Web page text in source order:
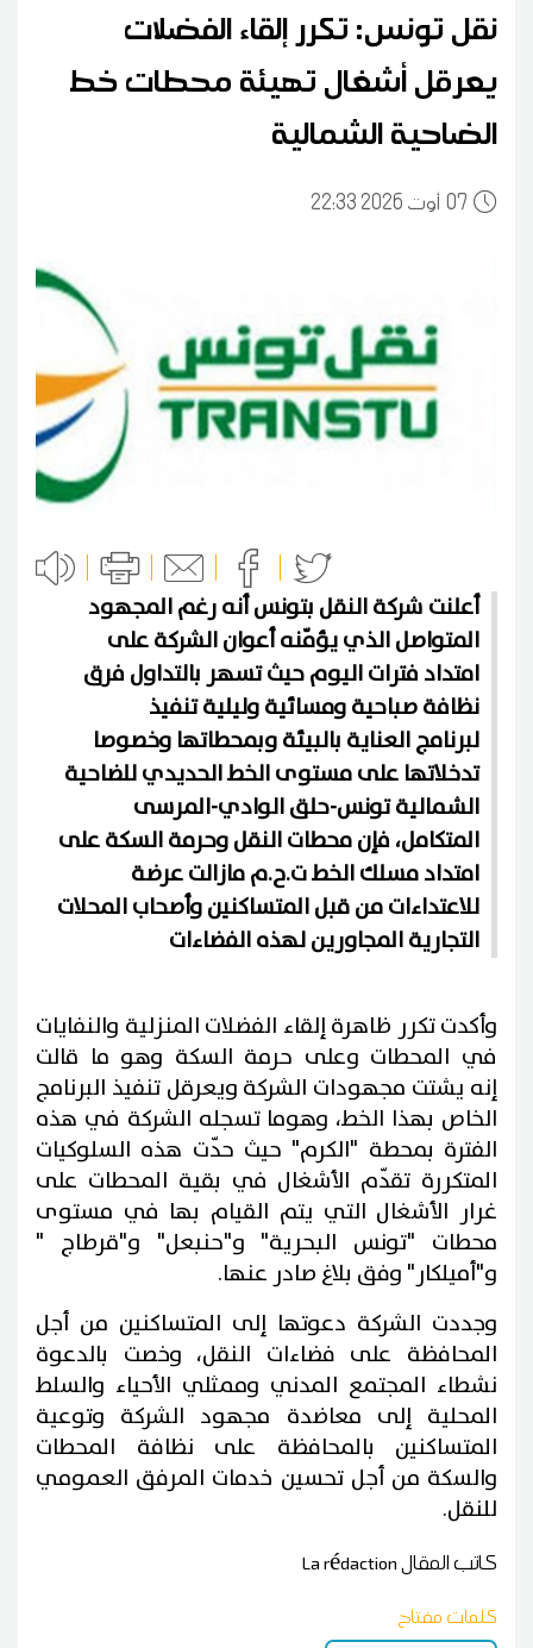
نقل تونس: تكرر إلقاء الفضلات
يعرقل أشغال تهيئة محطات خط
الضاحية الشمالية
0722:33 2026 أوت
أعلنت شركة النقل بتونس أنه رغم المجهود
المتواصل الذي يؤمّنه أعوان الشركة على
امتداد فترات اليوم حيث تسهر بالتداول فرق
نظافة صباحية ومسائية وليلية تنفيذ
لبرنامج العناية بالبيئة وبمحطاتها وخصوصا
تدخلاتها على مستوى الخط الحديدي للضاحية
الشمالية تونس-حلق الوادي-المرسى
المتكامل، فإن محطات النقل وحرمة السكة على
امتداد مسلك الخط ت.ح.م مازالت عرضة
للاعتداءات من قبل المتساكنين وأصحاب المحلات
التجارية المجاورين لهذه الفضاءات
وأكدت تكرر ظاهرة إلقاء الفضلات المنزلية والنفايات
في المحطات وعلى حرمة السكة وهو ما قالت
إنه يشتت مجهودات الشركة ويعرقل تنفيذ البرنامج
الخاص بهذا الخط، وهوما تسجله الشركة في هذه
الفترة بمحطة "الكرم" حيث حدّت هذه السلوكيات
المتكررة تقدّم الأشغال في بقية المحطات على
غرار الأشغال التي يتم القيام بها في مستوى
محطات "تونس البحرية" و"حنبعل" و"قرطاج "
و"أميلكار" وفق بلاغ صادر عنها.
وجددت الشركة دعوتها إلى المتساكنين من أجل
المحافظة على فضاءات النقل، وخصت بالدعوة
نشطاء المجتمع المدني وممثلي الأحياء والسلط
المحلية إلى معاضدة مجهود الشركة وتوعية
المتساكنين بالمحافظة على نظافة المحطات
والسكة من أجل تحسين خدمات المرفق العمومي
للنقل.
كاتب المقالLa rédaction
كلمات مفتاح